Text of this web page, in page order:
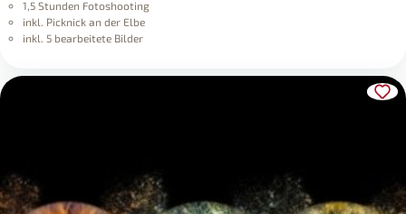
1,5 Stunden Fotoshooting
inkl. Picknick an der Elbe
inkl. 5 bearbeitete Bilder